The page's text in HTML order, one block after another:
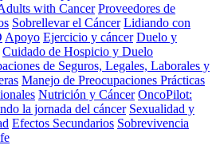
with Cancer Proveedores de
Sobrellevar el Cáncer Lidiando con
Apoyo Ejercicio y cáncer Duelo y
Cuidado de Hospicio y Duelo
de Seguros, Legales, Laborales y
Manejo de Preocupaciones Prácticas
Nutrición y Cáncer OncoPilot:
la jornada del cáncer Sexualidad y
Efectos Secundarios Sobrevivencia